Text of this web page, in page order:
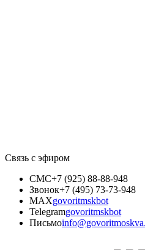
Связь с эфиром
СМС+7 (925) 88-88-948
Звонок+7 (495) 73-73-948
MAXgovoritmskbot
Telegramgovoritmskbot
Письмо